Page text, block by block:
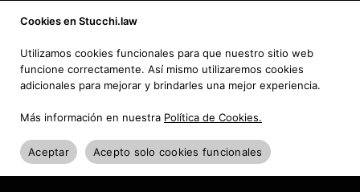
Cookies en Stucchi.law
Utilizamos cookies funcionales para que nuestro sitio web
funcione correctamente. Así mismo utilizaremos cookies
adicionales para mejorar y brindarles una mejor experiencia.
Más información en nuestra Política de Cookies.
Aceptar Acepto solo cookies funcionales